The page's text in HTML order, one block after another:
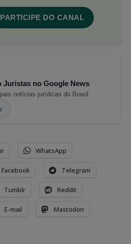
PARTICIPE DO CANAL
Juristas no Google News
notícias jurídicas do Brasil
WhatsApp
Facebook Telegram
Tumblr Reddit
E-mail Mastodon